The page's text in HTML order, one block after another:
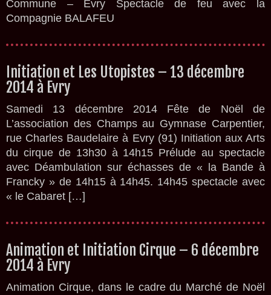
Commune – Evry Spectacle de feu avec la
Compagnie BALAFEU
Initiation et Les Utopistes – 13 décembre
2014 à Evry
Samedi 13 décembre 2014 Fête de Noël de
L’association des Champs au Gymnase Carpentier,
rue Charles Baudelaire à Evry (91) Initiation aux Arts
du cirque de 13h30 à 14h15 Prélude au spectacle
avec Déambulation sur échasses de « la Bande à
Francky » de 14h15 à 14h45. 14h45 spectacle avec
« le Cabaret […]
Animation et Initiation Cirque – 6 décembre
2014 à Evry
Animation Cirque, dans le cadre du Marché de Noël